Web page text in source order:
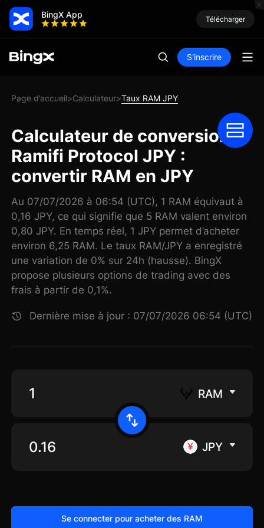
BingX App Télécharger
S'inscrire
Page d’accueil>Calculateur>Taux RAM JPY
Calculateur de conversion
Ramifi Protocol JPY :
convertir RAM en JPY
Au 07/07/2026 à 06:54 (UTC), 1 RAM équivaut à
0,16 JPY, ce qui signifie que 5 RAM valent environ
0,80 JPY. En temps réel, 1 JPY permet d’acheter
environ 6,25 RAM. Le taux RAM/JPY a enregistré
une variation de 0% sur 24h (hausse). BingX
propose plusieurs options de trading avec des
frais à partir de 0,1%.
Dernière mise à jour : 07/07/2026 06:54 (UTC)
RAM
JPY
Se connecter pour acheter des RAM